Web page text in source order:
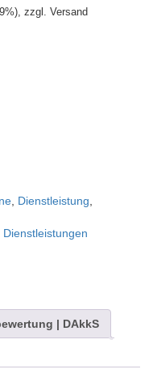
zzgl. Versand
Dienstleistung
Dienstleistungen
| DAkkS